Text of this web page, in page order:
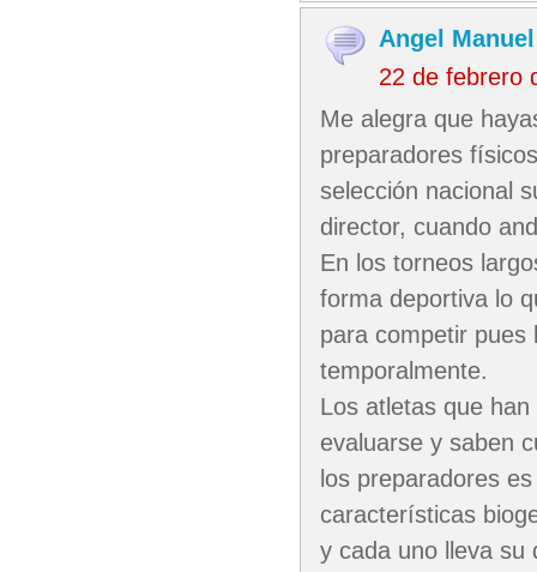
Angel
22 de febrero
Me alegra que
preparadores
selección nacional
director, cuando
En los torneos
forma deportiva lo
para competir pues
temporalmente.
Los atletas que
evaluarse y saben
los preparadores
características
y cada uno lleva su